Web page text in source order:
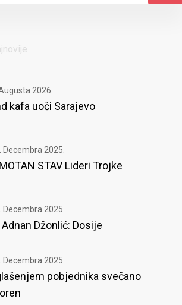
2026.
kafa uoči Sarajevo
Decembra 2025.
STAV Lideri Trojke
Decembra 2025.
Džonlić: Dosije
Decembra 2025.
pobjednika svečano